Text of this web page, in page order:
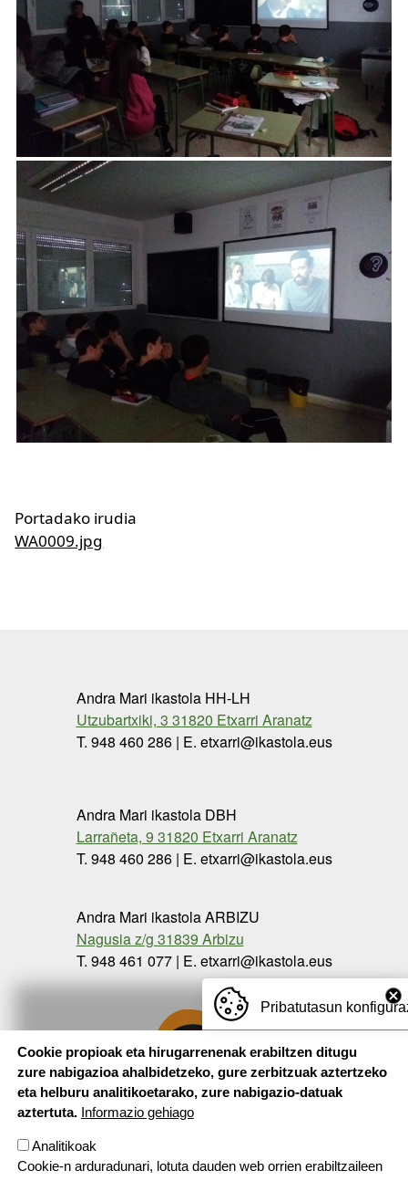
Portadako irudia
WA0009.jpg
Andra Mari ikastola HH-LH
Utzubartxiki, 3 31820 Etxarri Aranatz
T. 948 460 286 | E. etxarri@ikastola.eus
Andra Mari ikastola DBH
Larrañeta, 9 31820 Etxarri Aranatz
T. 948 460 286 | E. etxarri@ikastola.eus
Andra Mari ikastola ARBIZU
Nagusia z/g 31839 Arbizu
T. 948 461 077 | E. etxarri@ikastola.eus
Pribatutasun
Cookie propioak eta hirugarrenenak erabiltzen ditugu
zure nabigazioa ahalbidetzeko, gure zerbitzuak aztertzeko
eta helburu analitikoetarako, zure nabigazio-datuak
aztertuta. Informazio gehiago
Analitikoak
Cookie-n arduradunari, lotuta dauden web orrien erabiltzaileen